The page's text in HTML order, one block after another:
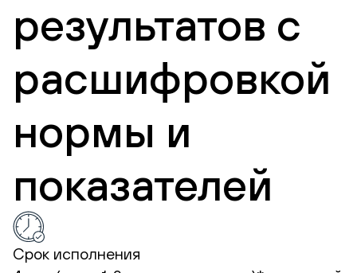
результатов с
расшифровкой
нормы и
показателей
Срок исполнения